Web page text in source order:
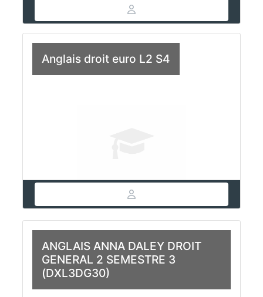
Anglais droit euro L2 S4
ANGLAIS ANNA DALEY DROIT
GENERAL 2 SEMESTRE 3
(DXL3DG30)